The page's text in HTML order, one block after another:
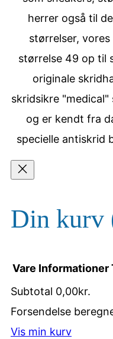
herrer også til
størrelser,
størrelse 49 op til
originale
skridsikre
og er kendt fra
specielle antiskrid
Din kurv
Varer
Vare Informationer
Subtotal 0,00kr.
Forsendelse
Vis min kurv